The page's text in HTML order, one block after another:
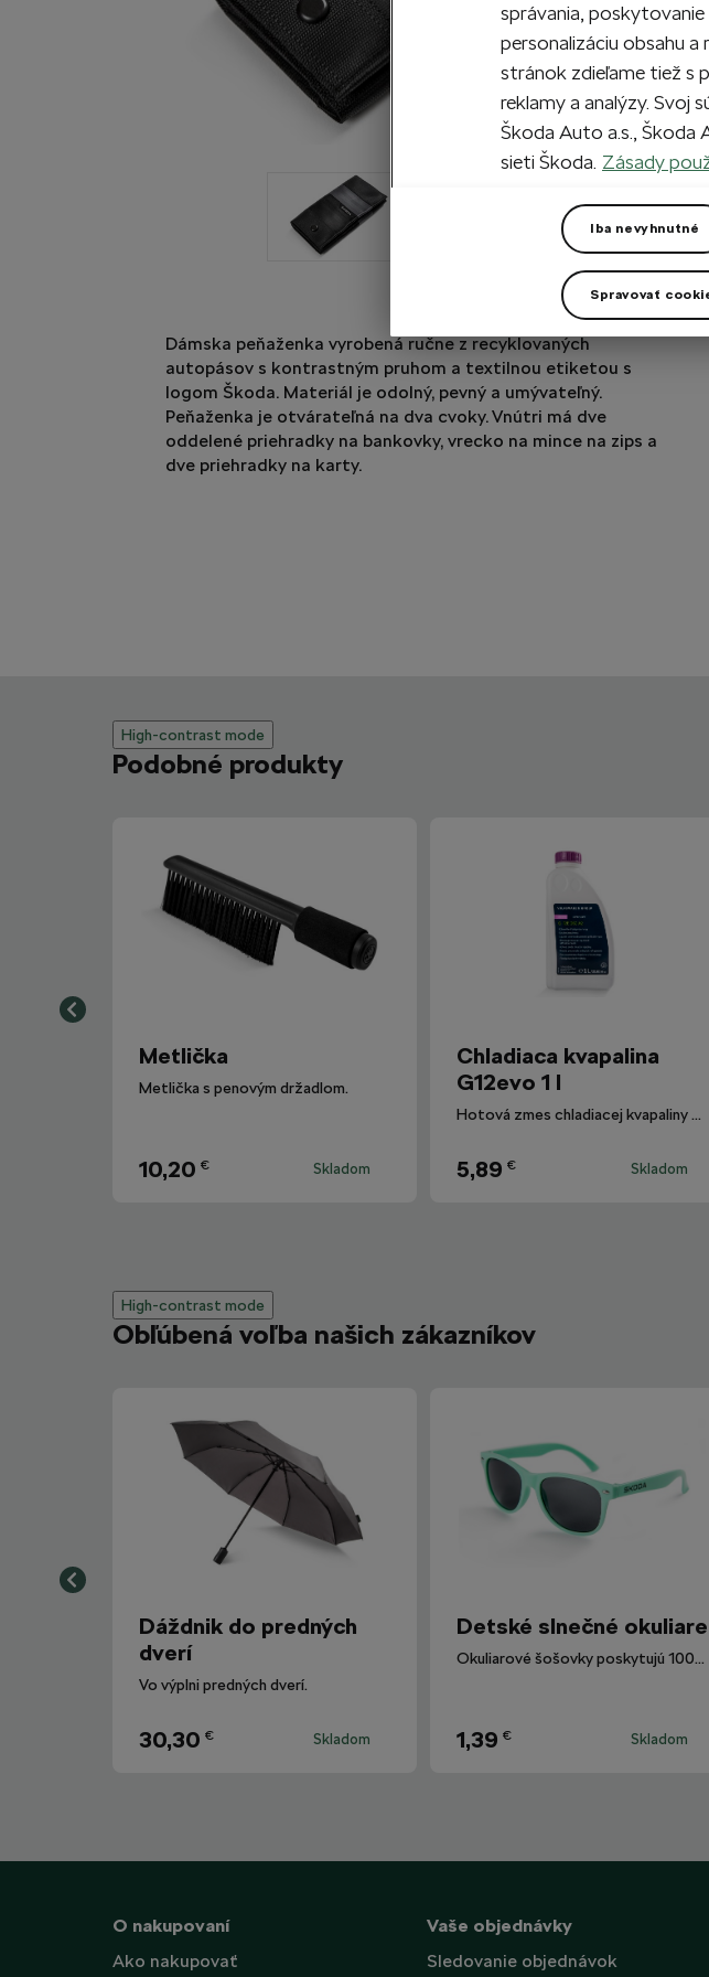
Dámska peňaženka vyrobená ručne z recyklovaných
autopásov s kontrastným pruhom a textilnou etiketou s
logom Škoda. Materiál je odolný, pevný a umývateľný.
Peňaženka je otvárateľná na dva cvoky. Vnútri má dve
oddelené priehradky na bankovky, vrecko na mince na zips a
dve priehradky na karty.
High-contrast mode
Podobné produkty
Metlička
Metlička s penovým držadlom.
10,20 € Skladom
Chladiaca kvapalina
G12evo 1 l
Hotová zmes chladiacej kvapaliny G12evo pre všetky vozidlá Škoda.
5,89 € Skladom
High-contrast mode
Obľúbená voľba našich zákazníkov
Dáždnik do predných
dverí
Vo výplni predných dverí.
30,30 € Skladom
Detské slnečné okuliare
Okuliarové šošovky poskytujú 100% ochranu proti UV žiareniu.
1,39 € Skladom
O nakupovaní
Ako nakupovať
Vaše objednávky
Sledovanie objednávok
správania,
personalizáciu obsahu a
stránok zdieľame tiež s
reklamy a analýzy. Svoj
Škoda Auto a.s., Škoda
sieti Škoda. Zásady
Iba nevyhnutné
Spravovať